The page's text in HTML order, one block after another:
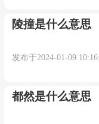
双语例句：
1. I found
我意识到自
陵撞是什么意思
发布于2024-01-09
都然是什么意思